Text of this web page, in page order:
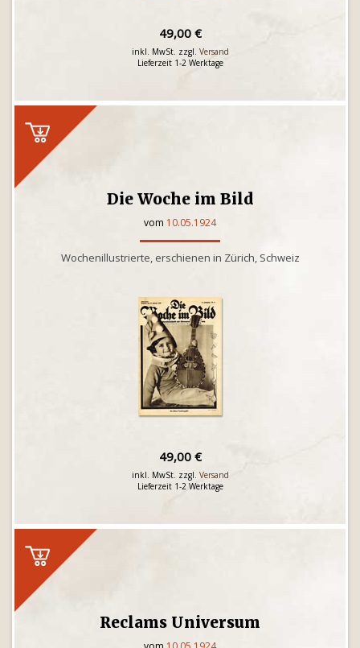
49,00 €
inkl. MwSt. zzgl. Versand
Lieferzeit 1-2 Werktage
Die Woche im Bild
vom 10.05.1924
Wochenillustrierte, erschienen in Zürich, Schweiz
49,00 €
inkl. MwSt. zzgl. Versand
Lieferzeit 1-2 Werktage
Reclams Universum